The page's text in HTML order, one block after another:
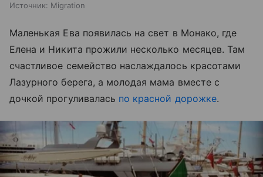
Источник: Migration
Маленькая Ева появилась на свет в Монако, где
Елена и Никита прожили несколько месяцев. Там
счастливое семейство наслаждалось красотами
Лазурного берега, а молодая мама вместе с
дочкой прогуливалась по красной дорожке.